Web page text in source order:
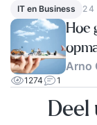
IT en Business
24
Hoe
Arno
1274 1